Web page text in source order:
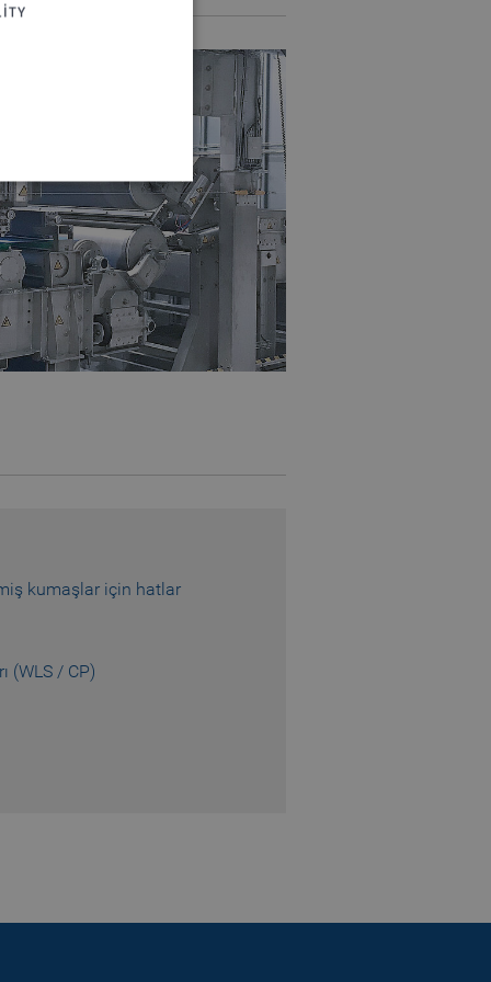
kumaşlar için hatlar
(WLS / CP)
cannot be used
by the user's
by the user's
statistics
of the website